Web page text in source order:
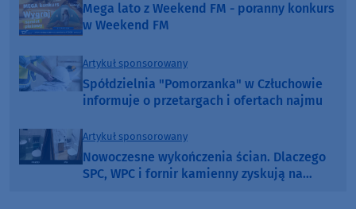
Mega lato z Weekend FM - poranny konkurs
w Weekend FM
Artykuł sponsorowany
Spółdzielnia "Pomorzanka" w Człuchowie
informuje o przetargach i ofertach najmu
Artykuł sponsorowany
Nowoczesne wykończenia ścian. Dlaczego
SPC, WPC i fornir kamienny zyskują na